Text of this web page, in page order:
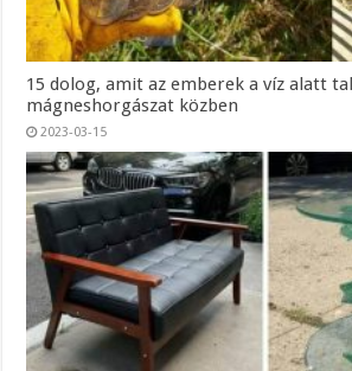
15 dolog, amit az emberek a víz alatt
mágneshorgászat közben
2023-03-15